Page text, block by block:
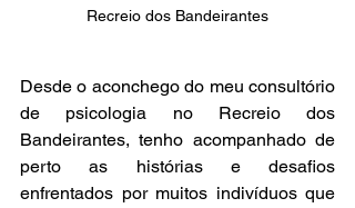
Recreio dos Bandeirantes
Desde o aconchego do meu consultório
de psicologia no Recreio dos
Bandeirantes, tenho acompanhado de
perto as histórias e desafios
enfrentados por muitos indivíduos que